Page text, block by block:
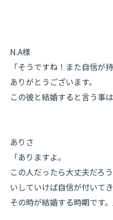
N.A様
「そうですね！また自信が
ありがとうございます。
この彼と結婚すると言う事
ありさ
「ありますよ。
この人だったら大丈夫だろ
いしていけば自信が付いてき
その時が結婚する時期です。